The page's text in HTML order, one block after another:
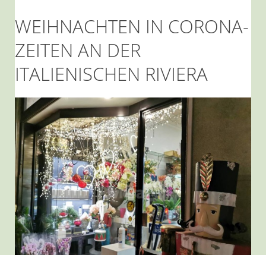
WEIHNACHTEN IN CORONA-
ZEITEN AN DER
ITALIENISCHEN RIVIERA